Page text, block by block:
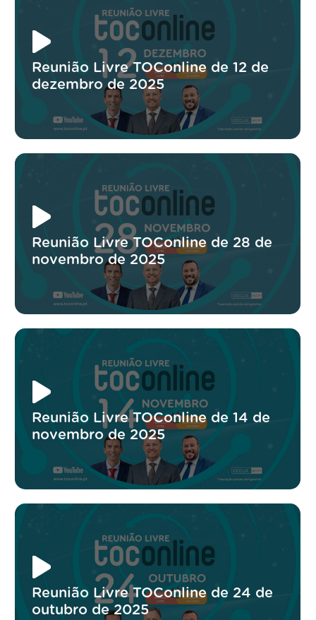
Reunião Livre TOConline de 12 de
dezembro de 2025
Reunião Livre TOConline de 28 de
novembro de 2025
Reunião Livre TOConline de 14 de
novembro de 2025
Reunião Livre TOConline de 24 de
outubro de 2025